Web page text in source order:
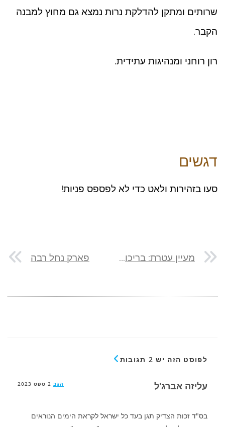
שרותים ומתקן להדלקת נרות נמצא גם מחוץ למבנה
הקבר.
רון רוחני ומנהיגות עתידית.
דגשים
סעו בזהירות ולאט כדי לא לפספס פניות!
מעיין עטרת: בריכות מלאכותיות מול הנוף פארק נחל רבה
לפוסט הזה יש 2 תגובות
עליזה אברג'ל הגב 2 ספט 2023
בס"ד זכות הצדיק תגן בעד כל ישראל לקראת הימים הנוראים